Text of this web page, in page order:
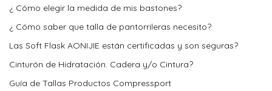
¿ Cómo elegir la medida de mis bastones?
¿ Cómo saber que talla de pantorrileras necesito?
Las Soft Flask AONIJIE están certificadas y son seguras?
Cinturón de Hidratación. Cadera y/o Cintura?
Guía de Tallas Productos Compressport